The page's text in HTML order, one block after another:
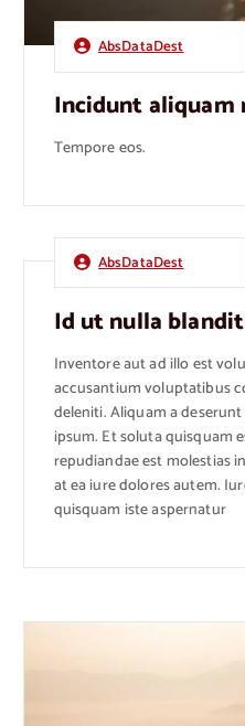
AbsDataDest
Incidunt aliquam
Tempore eos.
AbsDataDest
Id ut nulla
Inventore aut ad illo est
accusantium voluptatibus
deleniti. Aliquam a
ipsum. Et soluta quisquam
repudiandae est molestias
at ea iure dolores autem.
quisquam iste aspernatur